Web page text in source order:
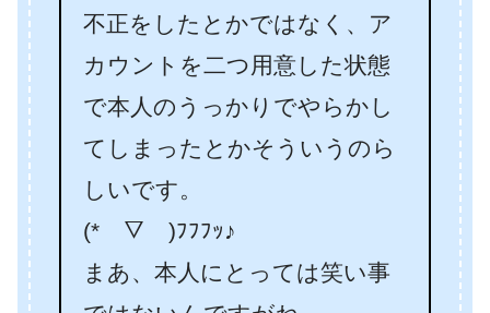
不正をしたとかではなく、ア
カウントを二つ用意した状態
で本人のうっかりでやらかし
てしまったとかそういうのら
しいです。
(*￣▽￣)ﾌﾌﾌｯ♪
まあ、本人にとっては笑い事